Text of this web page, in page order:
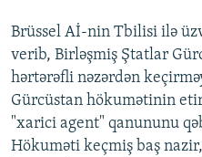
Brüssel Aİ-nin Tbilisi ilə
verib, Birləşmiş Ştatlar
hərtərəfli nəzərdən
Gürcüstan hökumətinin
"xarici agent" qanununu
Hökuməti keçmiş baş